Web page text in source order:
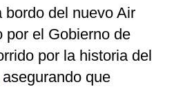
bordo del nuevo Air
por el Gobierno de
por la historia del
que